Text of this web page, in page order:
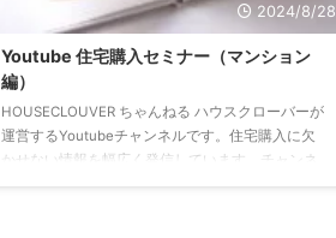
2024/8/28
Youtube 住宅購入セミナー（マンション
編）
HOUSECLOUVER ちゃんねる ハウスクローバーが
運営するYoutubeチャンネルです。住宅購入に欠
かせない情報を幅広く発信しています。チャンネ